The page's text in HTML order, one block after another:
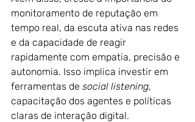
monitoramento de reputação em
tempo real, da escuta ativa nas redes
e da capacidade de reagir
rapidamente com empatia, precisão e
autonomia. Isso implica investir em
ferramentas de social listening,
capacitação dos agentes e políticas
claras de interação digital.